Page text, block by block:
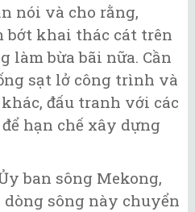
nói và cho rằng,
bớt khai thác cát trên
làm bừa bãi nữa. Cần
sạt lở công trình và
đấu tranh với các
hạn chế xây dựng
ban sông Mekong,
sông này chuyển